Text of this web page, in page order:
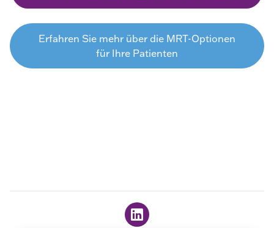
Erfahren Sie mehr über die MRT-Optionen
für Ihre Patienten